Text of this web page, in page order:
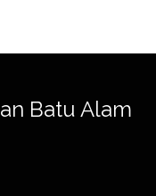
Batu Alam